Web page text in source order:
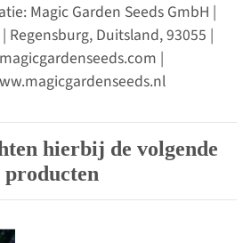
Magic Garden Seeds GmbH |
Regensburg, Duitsland, 93055 |
|
hierbij de volgende
producten